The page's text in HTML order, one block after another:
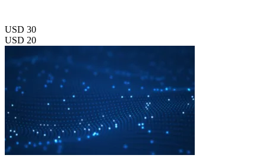
USD 30
USD 20